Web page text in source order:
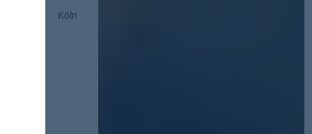
Köln